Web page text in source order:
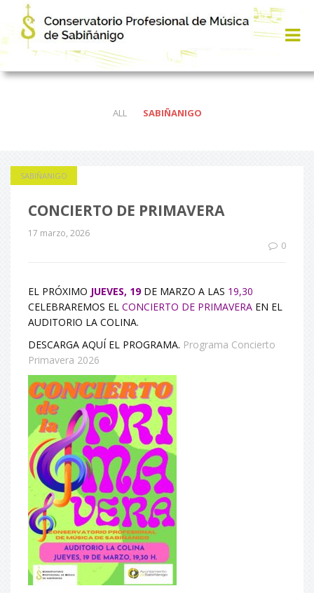
ALL SABIÑANIGO
SABIÑANIGO
CONCIERTO DE PRIMAVERA
17 marzo, 2026
0
EL PRÓXIMO JUEVES, 19DE MARZO A LAS 19,30
CELEBRAREMOS EL CONCIERTO DE PRIMAVERA EN EL
AUDITORIO LA COLINA.
DESCARGA AQUÍ EL PROGRAMA. Programa Concierto
Primavera 2026